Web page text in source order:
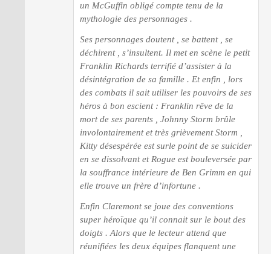
un McGuffin obligé compte tenu de la
mythologie des personnages .
Ses personnages doutent , se battent , se
déchirent , s’insultent. Il met en scène le petit
Franklin Richards terrifié d’assister à la
désintégration de sa famille . Et enfin , lors
des combats il sait utiliser les pouvoirs de ses
héros à bon escient : Franklin rêve de la
mort de ses parents , Johnny Storm brûle
involontairement et très grièvement Storm ,
Kitty désespérée est surle point de se suicider
en se dissolvant et Rogue est bouleversée par
la souffrance intérieure de Ben Grimm en qui
elle trouve un frère d’infortune .
Enfin Claremont se joue des conventions
super héroïque qu’il connait sur le bout des
doigts . Alors que le lecteur attend que
réunifiées les deux équipes flanquent une